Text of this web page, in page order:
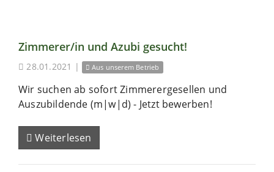
Zimmerer/in und Azubi gesucht!
28.01.2021 | Aus unserem Betrieb
Wir suchen ab sofort Zimmerergesellen und
Auszubildende (m|w|d) - Jetzt bewerben!
Weiterlesen